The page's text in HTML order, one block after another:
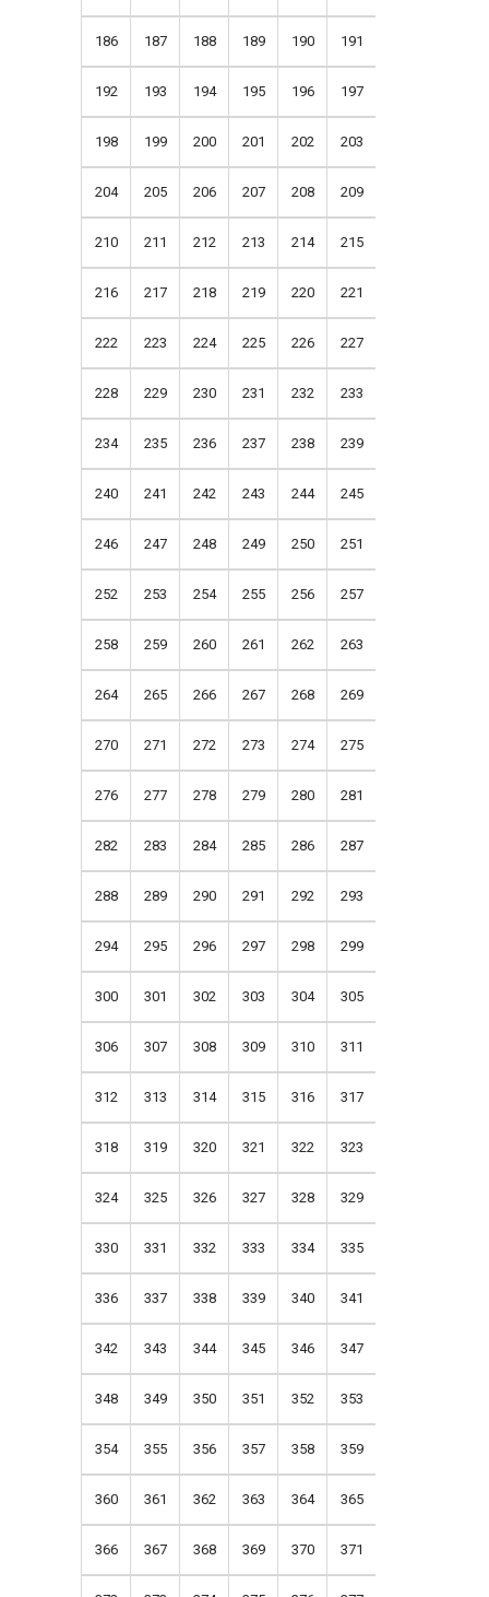
186 187 188 189 190 191
192 193 194 195 196 197
198 199 200 201 202 203
204 205 206 207 208 209
210 211 212 213 214 215
216 217 218 219 220 221
222 223 224 225 226 227
228 229 230 231 232 233
234 235 236 237 238 239
240 241 242 243 244 245
246 247 248 249 250 251
252 253 254 255 256 257
258 259 260 261 262 263
264 265 266 267 268 269
270 271 272 273 274 275
276 277 278 279 280 281
282 283 284 285 286 287
288 289 290 291 292 293
294 295 296 297 298 299
300 301 302 303 304 305
306 307 308 309 310 311
312 313 314 315 316 317
318 319 320 321 322 323
324 325 326 327 328 329
330 331 332 333 334 335
336 337 338 339 340 341
342 343 344 345 346 347
348 349 350 351 352 353
354 355 356 357 358 359
360 361 362 363 364 365
366 367 368 369 370 371